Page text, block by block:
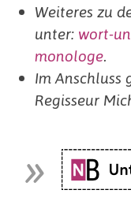
Weiteres zu
unter: wort-
monologe.
Im Anschluss
Regisseur